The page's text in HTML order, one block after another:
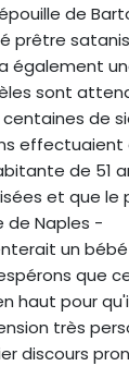
de
prêtre
également
sont
centaines de
effectuaient
de 51
et que
de Naples -
un
que
haut pour
très
discours